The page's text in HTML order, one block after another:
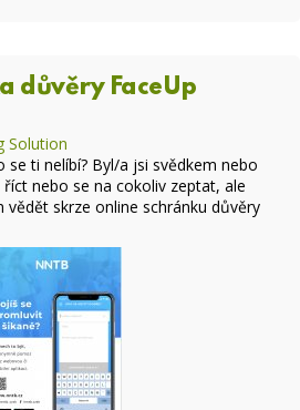
důvěry FaceUp
se ti nelíbí? Byl/a jsi svědkem nebo
nebo se na cokoliv zeptat, ale
vědět skrze online schránku důvěry